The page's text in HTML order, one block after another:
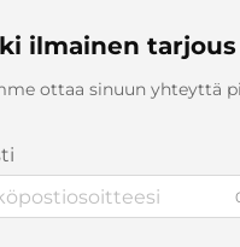
ilmainen tarjous
ottaa sinuun yhteyttä